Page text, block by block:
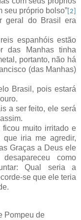
seu próprio bolso” [2]
geral do Brasil era
espanhóis estão
das Manhas tinha
portanto, não há
(das Manhas)
Brasil, pois estará
a ser feito, ele será
muito irritado e
que iria me agredir,
Graças a Deus ele
como
Qual seria a
se que ele teria
Pompeu de